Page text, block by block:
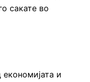
сакате во
и